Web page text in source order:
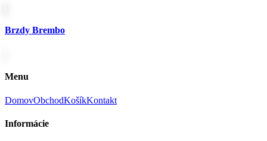
Brzdy Brembo
Menu
DomovObchodKošíkKontakt
Informácie